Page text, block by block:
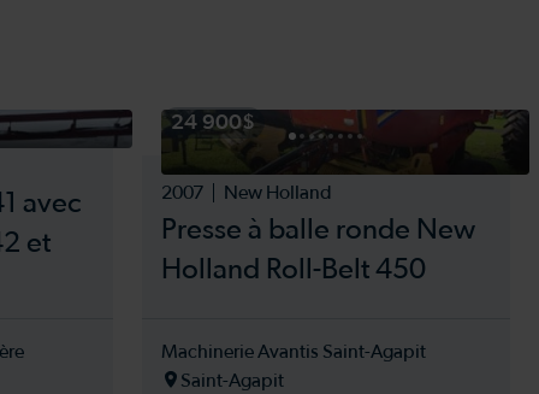
avec
et
24 900$
2007 New Holland
Presse à balle ronde New
Holland Roll-Belt 450
Machinerie Avantis Saint-Agapit
Saint-Agapit